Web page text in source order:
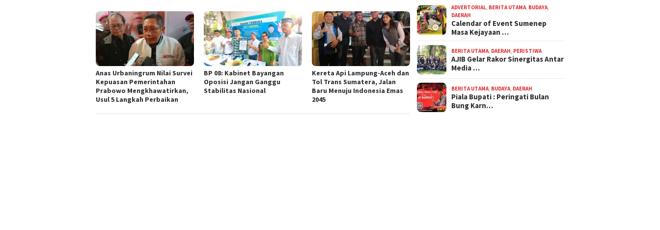
Anas Urbaningrum Nilai Survei
Kepuasan Pemerintahan
Prabowo Mengkhawatirkan,
Usul 5 Langkah Perbaikan
BP 08: Kabinet Bayangan
Oposisi Jangan Ganggu
Stabilitas Nasional
Kereta Api Lampung-Aceh dan
Tol Trans Sumatera, Jalan
Baru Menuju Indonesia Emas
2045
ADVERTORIAL BERITA UTAMA BUDAYA
DAERAH
Calendar of Event Sumenep
Masa Kejayaan …
BERITA UTAMA DAERAH PERISTIWA
AJIB Gelar Rakor Sinergitas Antar
Media …
BERITA UTAMA BUDAYA DAERAH
Piala Bupati : Peringati Bulan
Bung Karn…